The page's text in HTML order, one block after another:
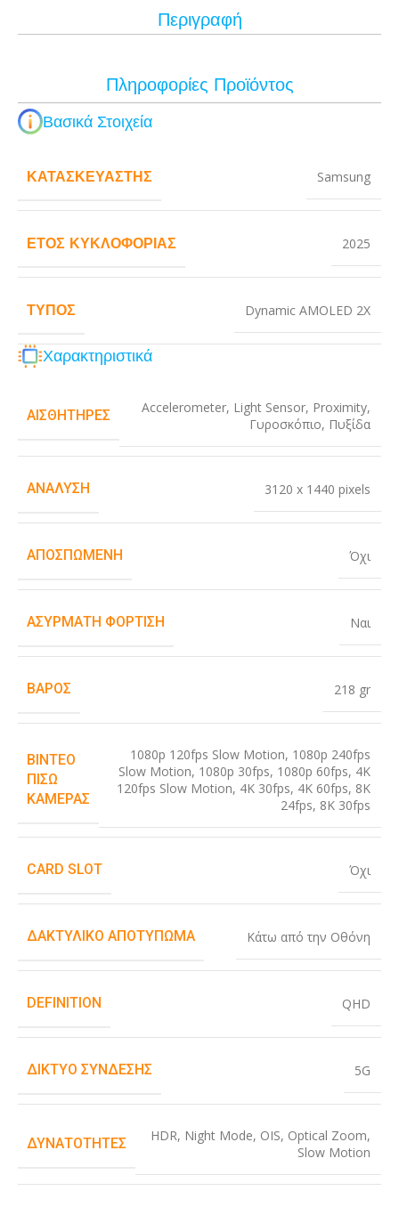
Περιγραφή
Πληροφορίες Προϊόντος
Βασικά Στοιχεία
ΚΑΤΑΣΚΕΥΑΣΤΉΣ Samsung
ΈΤΟΣ ΚΥΚΛΟΦΟΡΊΑΣ 2025
ΤΎΠΟΣ Dynamic AMOLED 2X
Χαρακτηριστικά
ΑΙΣΘΗΤΉΡΕΣ Accelerometer, Light Sensor, Proximity,
Γυροσκόπιο, Πυξίδα
ΑΝΆΛΥΣΗ 3120 x 1440 pixels
ΑΠΟΣΠΏΜΕΝΗ Όχι
ΑΣΎΡΜΑΤΗ ΦΌΡΤΙΣΗ Ναι
ΒΆΡΟΣ 218 gr
ΒΊΝΤΕΟ
ΠΊΣΩ
ΚΆΜΕΡΑΣ
1080p 120fps Slow Motion, 1080p 240fps
Slow Motion, 1080p 30fps, 1080p 60fps, 4K
120fps Slow Motion, 4K 30fps, 4K 60fps, 8K
24fps, 8K 30fps
CARD SLOT Όχι
ΔΑΚΤΥΛΙΚΌ ΑΠΟΤΎΠΩΜΑ Κάτω από την Οθόνη
DEFINITION QHD
ΔΊΚΤΥΟ ΣΎΝΔΕΣΗΣ 5G
ΔΥΝΑΤΌΤΗΤΕΣ HDR, Night Mode, OIS, Optical Zoom,
Slow Motion